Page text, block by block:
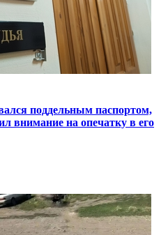
поддельным паспортом,
внимание на опечатку в его